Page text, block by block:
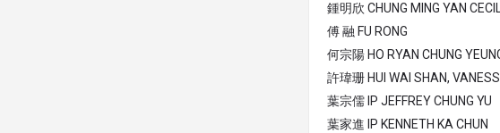
鍾明欣 CHUNG MING YAN
傅 融 FU RONG
何宗陽 HO RYAN CHUNG
許瑋珊 HUI WAI SHAN,
葉宗儒 IP JEFFREY CHUNG YU
葉家進 IP KENNETH KA CHUN